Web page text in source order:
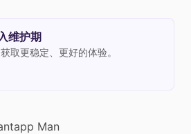
维护期
取更稳定、更好的体验。
Man